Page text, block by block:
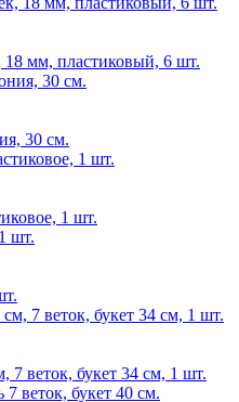
мм, пластиковый, 6 шт.
30 см.
1 шт.
7 веток, букет 34 см, 1 шт.